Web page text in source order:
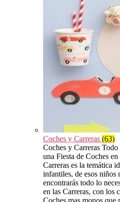
Coches y Carreras (63)
Coches y Carreras
una Fiesta de Coches
Carreras es la temática
infantiles, de esos niños
encontrarás todo lo
en las Carreras, con los